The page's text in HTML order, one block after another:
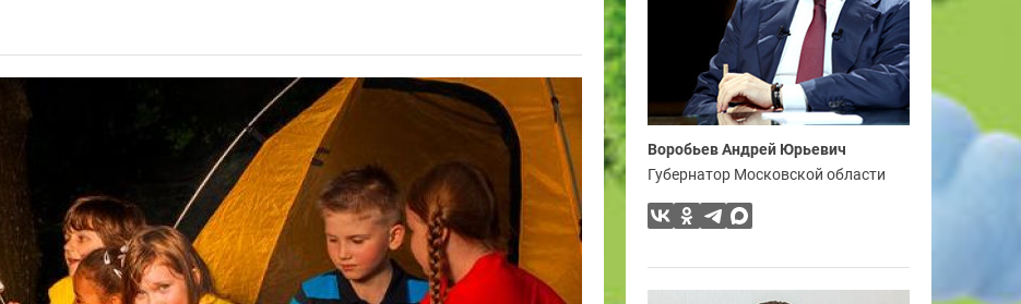
Воробьев Андрей Юрьевич
Губернатор Московской области